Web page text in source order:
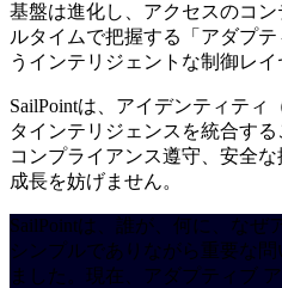
基盤は進化し、アクセスのコン
ルタイムで把握する「アダプ
うインテリジェントな制御レイ
SailPointは、アイデンティティ
タインテリジェンスを統合す
コンプライアンス遵守、安全
成長を妨げません。
SailPointは、誰が、何に、なぜ
シンプルでありながら重要な
ました。現在、アダプティブ